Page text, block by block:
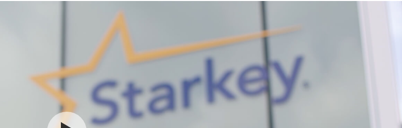
Ver el video